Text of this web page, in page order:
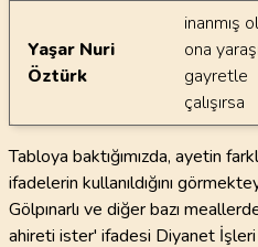
Yaşar Nuri
Öztürk
inanmış
ona
gayretle
çalışırsa
Tabloya baktığımızda, ayetin
ifadelerin kullanıldığını
Gölpınarlı ve diğer bazı
ahireti ister' ifadesi Diyanet